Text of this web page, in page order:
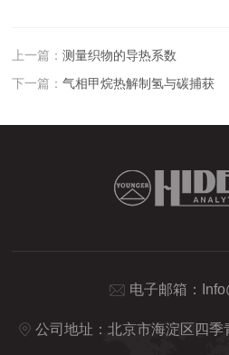
上一篇：测量织物的导热系数
下一篇：气相甲烷热解制氢与碳捕获
电子邮箱：
公司地址：北京市海淀区四